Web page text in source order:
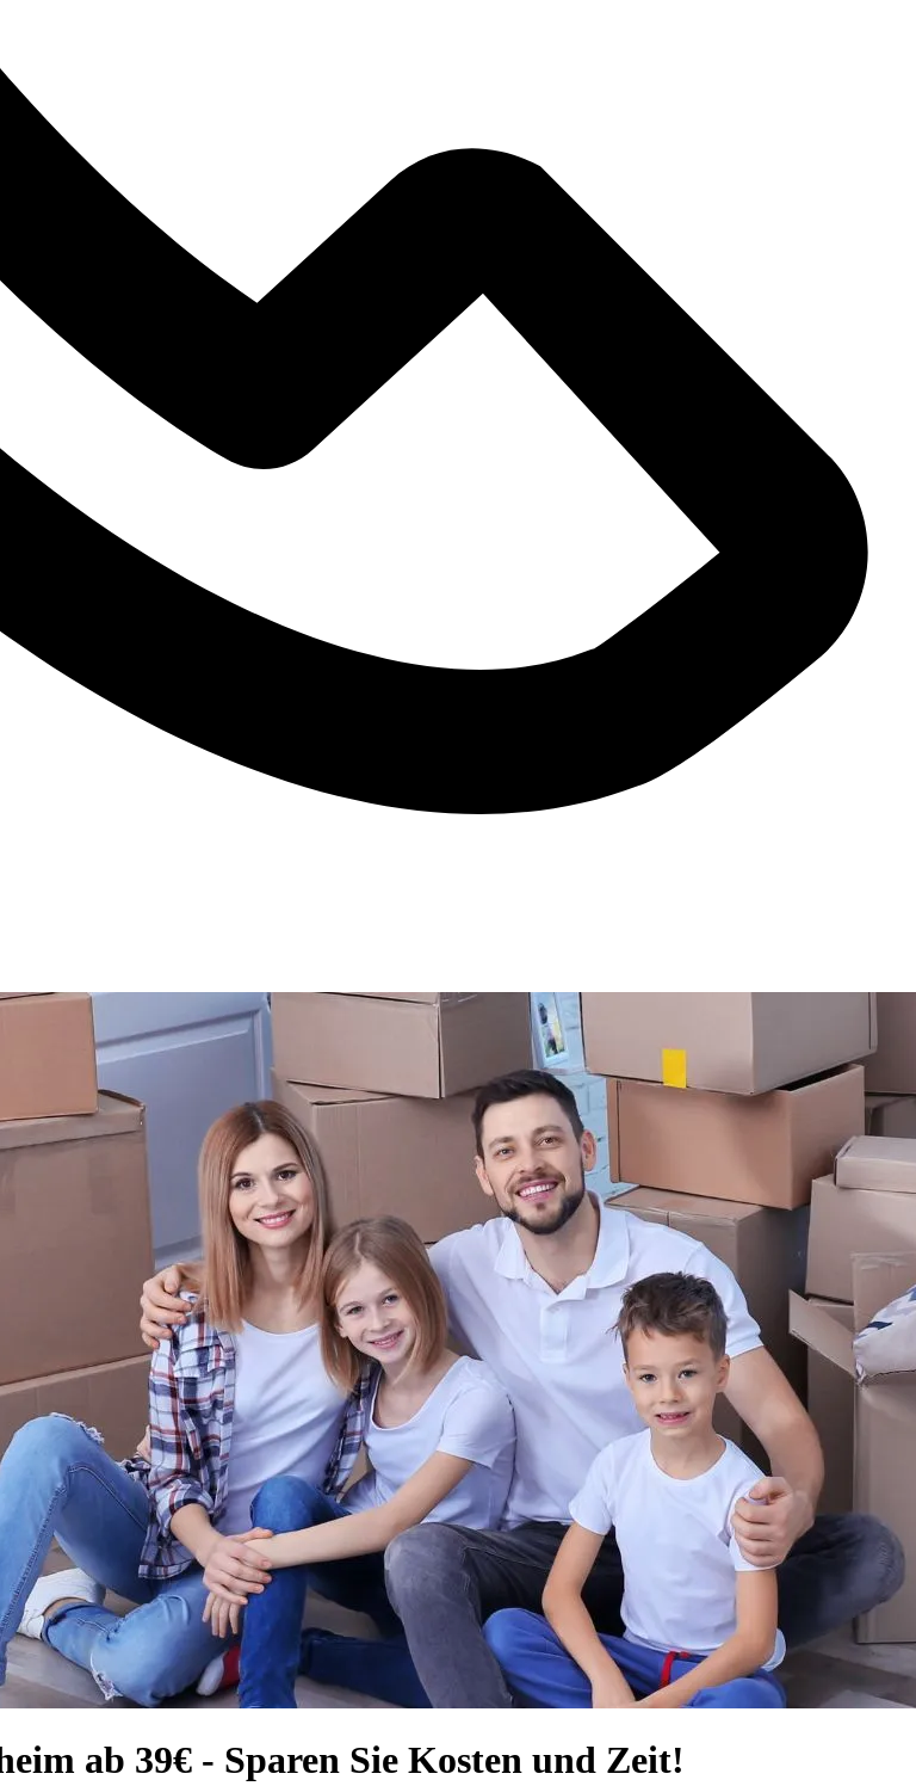
ab 39€ - Sparen Sie Kosten und Zeit!